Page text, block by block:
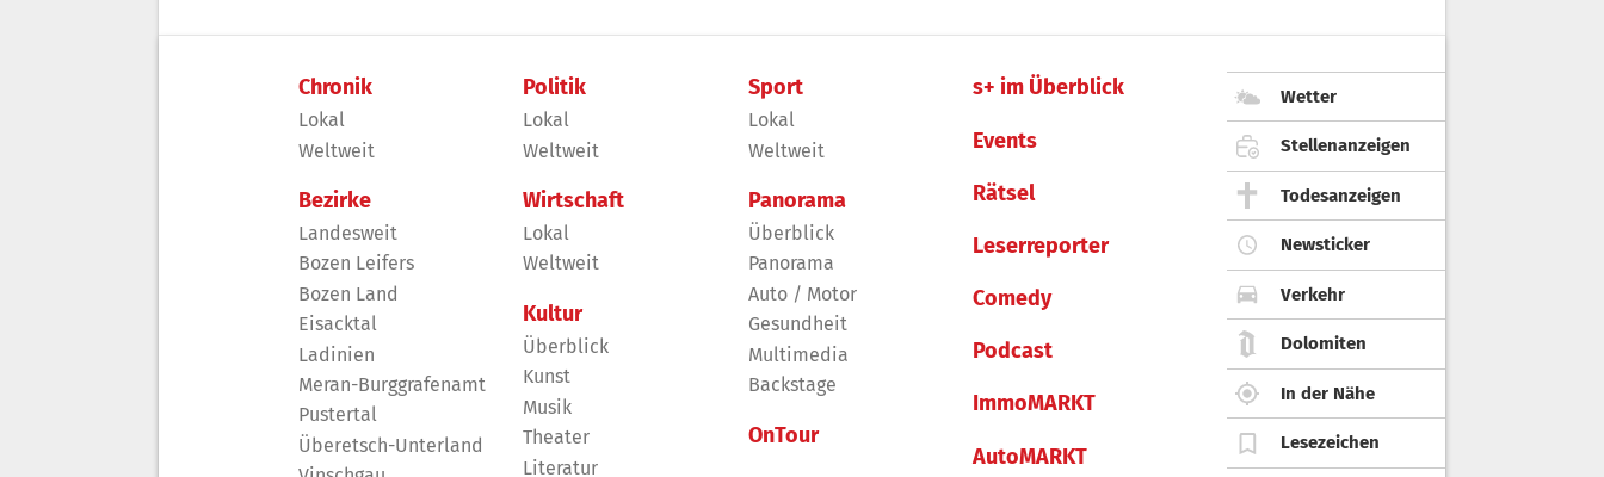
Chronik
Lokal
Weltweit
Bezirke
Landesweit
Bozen Leifers
Bozen Land
Eisacktal
Ladinien
Meran-Burggrafenamt
Pustertal
Überetsch-Unterland
Politik
Lokal
Weltweit
Wirtschaft
Lokal
Weltweit
Kultur
Überblick
Kunst
Musik
Theater
Literatur
Sport
Lokal
Weltweit
Panorama
Überblick
Panorama
Auto / Motor
Gesundheit
Multimedia
Backstage
OnTour
s+ im Überblick
Events
Rätsel
Leserreporter
Comedy
Podcast
ImmoMARKT
AutoMARKT
Wetter
Stellenanzeigen
Todesanzeigen
Newsticker
Verkehr
Dolomiten
In der Nähe
Lesezeichen